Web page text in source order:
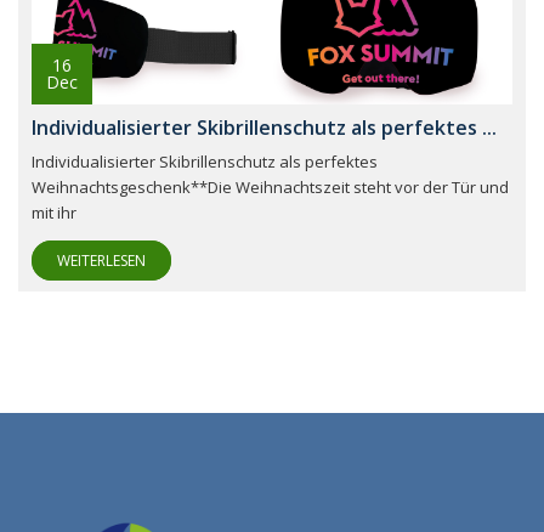
16
Dec
Individualisierter Skibrillenschutz als perfektes ...
Individualisierter Skibrillenschutz als perfektes
Weihnachtsgeschenk**Die Weihnachtszeit steht vor der Tür und
mit ihr
WEITERLESEN